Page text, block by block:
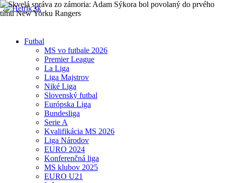
Futbal
MS vo futbale 2026
Premier League
La Liga
Liga Majstrov
Niké Liga
Slovenský futbal
Európska Liga
Bundesliga
Serie A
Kvalifikácia MS 2026
Liga Národov
EURO 2024
Konferenčná liga
MS klubov 2025
EURO U21